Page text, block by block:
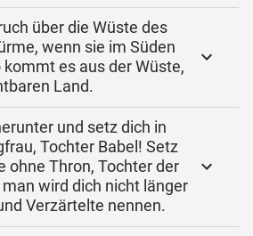
über die Wüste des
wenn sie im Süden
es aus der Wüste,
Land.
und setz dich in
Tochter Babel! Setz
ohne Thron, Tochter der
wird dich nicht länger
Verzärtelte nennen.